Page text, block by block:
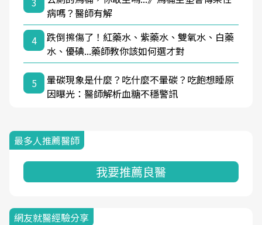
病嗎？醫師有解
4
跌倒擦傷了！紅藥水、紫藥水、雙氧水、白藥
水、優碘...藥師教你該如何選才對
5
暈碳現象是什麼？吃什麼不暈碳？吃飽想睡原
因曝光：醫師解析血糖不穩警訊
最多人推薦醫師
我要推薦良醫
網友就醫經驗分享